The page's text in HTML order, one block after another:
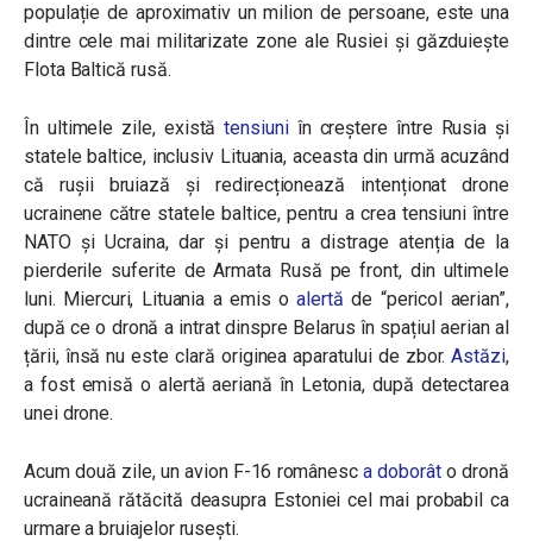
populație de aproximativ un milion de persoane, este una
dintre cele mai militarizate zone ale Rusiei și găzduiește
Flota Baltică rusă.
În ultimele zile, existătensiuniîn creștere între Rusia și
statele baltice, inclusiv Lituania, aceasta din urmă acuzând
că rușii bruiază și redirecționează intenționat drone
ucrainene către statele baltice, pentru a crea tensiuni între
NATO și Ucraina, dar și pentru a distrage atenția de la
pierderile suferite de Armata Rusă pe front, din ultimele
luni. Miercuri, Lituania a emis oalertă de “pericol aerian”,
după ce o dronă a intrat dinspre Belarus în spațiul aerian al
țării, însă nu este clară originea aparatului de zbor.Astăzi,
a fost emisă o alertă aeriană în Letonia, după detectarea
unei drone.
Acum două zile, un avion F-16 românesca doborâto dronă
ucraineană rătăcită deasupra Estoniei cel mai probabil ca
urmare a bruiajelor rusești.